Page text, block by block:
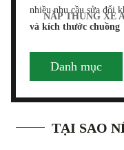
nhiều nhu cầu sửa đổi
và kích thước chuồng
Danh mục
NẮP THÙNG XE
TẠI SAO